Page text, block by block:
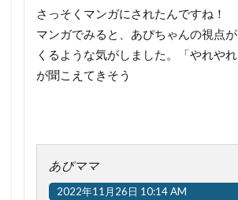
さっそくマンガにされたんですね！
マンガでみると、あぴちゃんの視点
くるような気がしました。「やれや
が聞こえてきそう
あぴママ
2022年11月26日 10:14 AM